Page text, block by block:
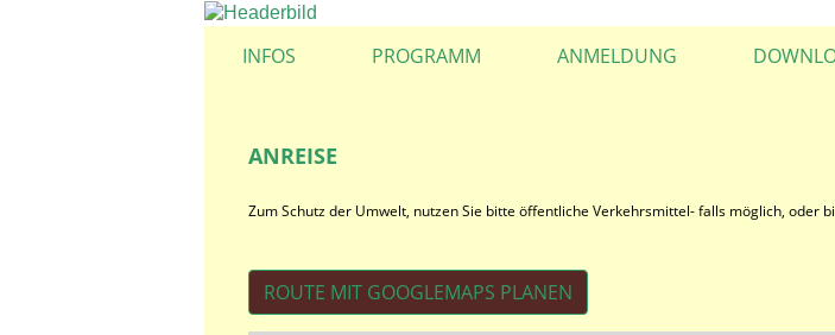
INFOS PROGRAMM ANMELDUNG
ANREISE
Zum Schutz der Umwelt, nutzen Sie bitte öffentliche Verkehrsmittel- falls möglich, oder
ROUTE MIT GOOGLEMAPS PLANEN